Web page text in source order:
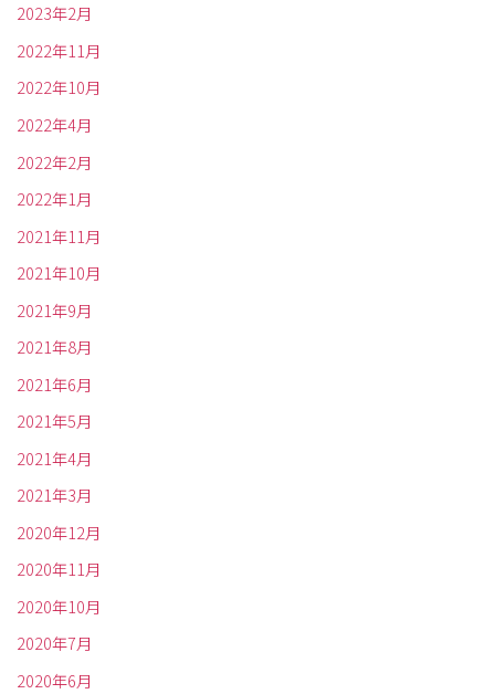
2023年2月
2022年11月
2022年10月
2022年4月
2022年2月
2022年1月
2021年11月
2021年10月
2021年9月
2021年8月
2021年6月
2021年5月
2021年4月
2021年3月
2020年12月
2020年11月
2020年10月
2020年7月
2020年6月